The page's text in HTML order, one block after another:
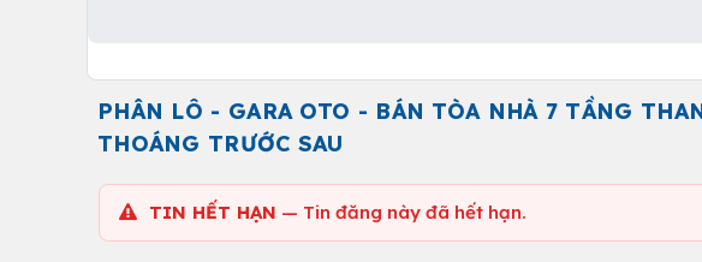
PHÂN LÔ - GARA OTO - BÁN TÒA NHÀ 7 TẦNG
THOÁNG TRƯỚC SAU
TIN HẾT HẠN — Tin đăng này đã hết hạn.